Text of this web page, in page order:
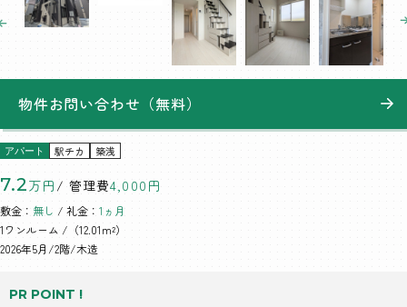
PR POINT !
アパート 駅チカ 築浅
7.2万円 / 管理費4,000円
敷金： 無し / 礼金： 1ヵ月
1ワンルーム /（12.01m²）
2026年5月/2階/木造
物件お問い合わせ（無料）